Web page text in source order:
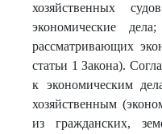
хозяйственных
экономические
рассматривающих
статьи 1 Закона).
к экономическим
хозяйственным
из гражданских,